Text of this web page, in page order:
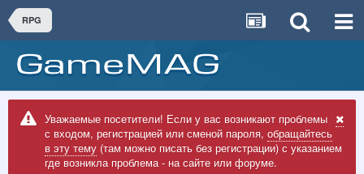
RPG
Уважаемые посетители! Если у вас возникают проблемы
с входом, регистрацией или сменой пароля, обращайтесь
в эту тему (там можно писать без регистрации) с указанием
где возникла проблема - на сайте или форуме.